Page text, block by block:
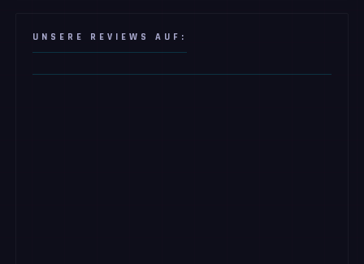
UNSERE REVIEWS AUF: